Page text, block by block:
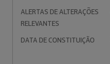
ALERTAS DE ALTERAÇÕES
RELEVANTES
DATA DE CONSTITUIÇÃO